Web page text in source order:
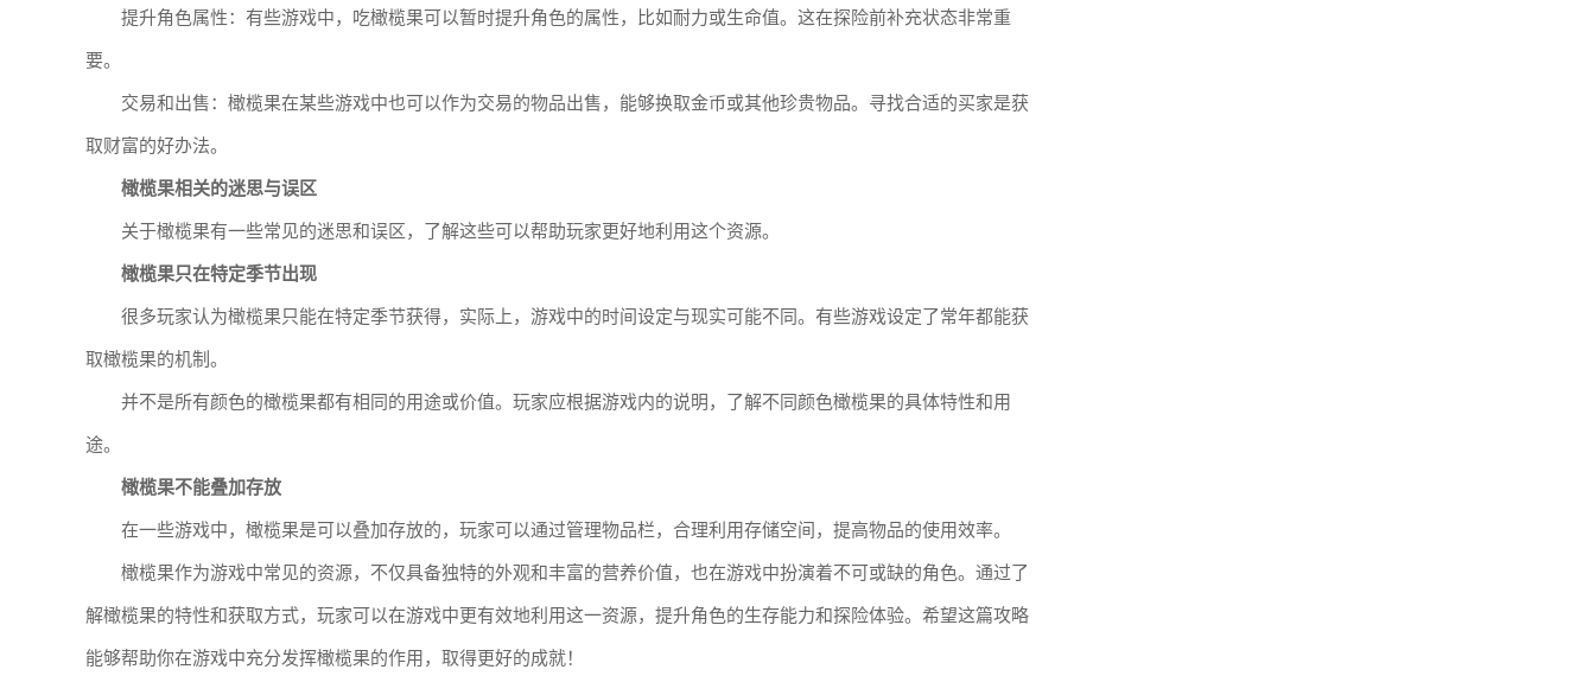
提升角色属性：有些游戏中，吃橄榄果可以暂时提升角色的属性，比如耐力或生命值。这在探险前补充状态非常重
要。
交易和出售：橄榄果在某些游戏中也可以作为交易的物品出售，能够换取金币或其他珍贵物品。寻找合适的买家是获
取财富的好办法。
橄榄果相关的迷思与误区
关于橄榄果有一些常见的迷思和误区，了解这些可以帮助玩家更好地利用这个资源。
橄榄果只在特定季节出现
很多玩家认为橄榄果只能在特定季节获得，实际上，游戏中的时间设定与现实可能不同。有些游戏设定了常年都能获
取橄榄果的机制。
并不是所有颜色的橄榄果都有相同的用途或价值。玩家应根据游戏内的说明，了解不同颜色橄榄果的具体特性和用
途。
橄榄果不能叠加存放
在一些游戏中，橄榄果是可以叠加存放的，玩家可以通过管理物品栏，合理利用存储空间，提高物品的使用效率。
橄榄果作为游戏中常见的资源，不仅具备独特的外观和丰富的营养价值，也在游戏中扮演着不可或缺的角色。通过了
解橄榄果的特性和获取方式，玩家可以在游戏中更有效地利用这一资源，提升角色的生存能力和探险体验。希望这篇攻略
能够帮助你在游戏中充分发挥橄榄果的作用，取得更好的成就！